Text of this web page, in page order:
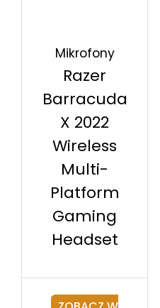
Mikrofony
Razer
Barracuda
X 2022
Wireless
Multi-
Platform
Gaming
Headset